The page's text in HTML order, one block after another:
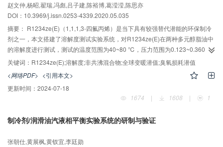
赵文仲,杨昭,翟瑞,冯彪,吕子建,陈裕博,葛滢滢,陈思亦
DOI：10.3969/j.issn.0253-4339.2020.05.035
摘要： R1234ze(E)（1,1,1,3-四氟丙烯）是当下具有较强替代潜能的环保制冷
剂之一，本文搭建了溶解度测试实验系统，对R1234ze(E)在两种多元醇脂油中
的溶解度进行测试，测试的温度范围为40~80 ℃，压力范围为0.123~0.360
MPa。采用PR状态方程和MHV2混合规则及NRTL活度系数模型对实验结果进
行关联计算，得到不同温度下的交互系数及计算值与实验值的平均相对误差。
结果表明，R1234ze(E)在两种多元醇脂油中的溶解度均随着温度的升高而降
低，且R1234ze(E)在两种多元醇脂油中的平衡压力与溶解度之间存在立方函数
关系。在两种多元醇酯油中，计算值与实验值的平均相对误差分别为1.68%和
关键词： R1234ze(E);溶解度;非共沸混合物;全球变暖潜值;臭氧损耗潜值
<网络PDF> <引用本文>
更新时间： 2024-07-18
1674
| 1608 | 1
制冷剂/润滑油汽液相平衡实验系统的研制与验证
张朝仕,黄展枫,黄钗宜,李廷勋